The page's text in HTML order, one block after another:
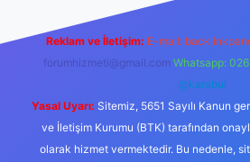
Reklam ve İletişim: E-mail:
forumhizmeti@gmail.com Whatsapp:
@karabul
Yasal Uyarı: Sitemiz, 5651 Sayılı Kanun
ve İletişim Kurumu (BTK) tarafından
olarak hizmet vermektedir. Bu nedenle,